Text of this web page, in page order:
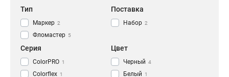
Тип
Маркер 2
Фломастер 5
Поставка
Набор 2
Серия
ColorPRO 1
Colorflex 1
Цвет
Черный 4
Белый 1